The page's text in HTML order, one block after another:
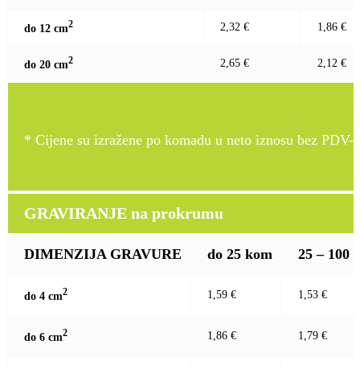
do 12 cm2 2,32 € 1,86 €
do 20 cm2 2,65 € 2,12 €
* Cijene su izražene po komadu u neto iznosu bez PDV-
GRAVIRANJE na prokrumu
DIMENZIJA GRAVURE do 25 kom 25 – 100
do 4 cm2 1,59 € 1,53 €
do 6 cm2 1,86 € 1,79 €